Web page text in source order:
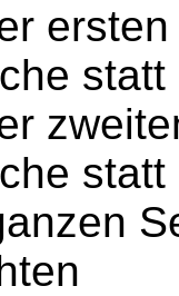
statt
statt